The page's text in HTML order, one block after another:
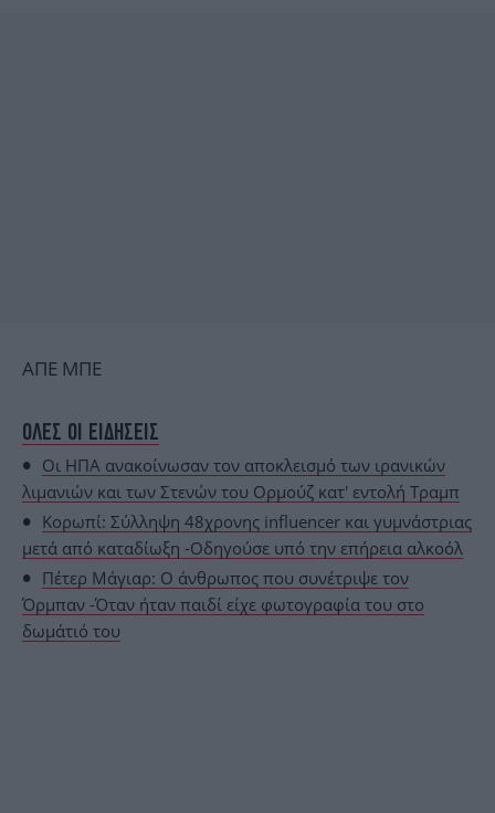
ΑΠΕ ΜΠΕ
ΟΛΕΣ ΟΙ ΕΙΔΗΣΕΙΣ
Οι ΗΠΑ ανακοίνωσαν τον αποκλεισμό των ιρανικών
λιμανιών και των Στενών του Ορμούζ κατ' εντολή Τραμπ
Κορωπί: Σύλληψη 48χρονης influencer και γυμνάστριας
μετά από καταδίωξη -Οδηγούσε υπό την επήρεια αλκοόλ
Πέτερ Μάγιαρ: Ο άνθρωπος που συνέτριψε τον
Όρμπαν -Όταν ήταν παιδί είχε φωτογραφία του στο
δωμάτιό του